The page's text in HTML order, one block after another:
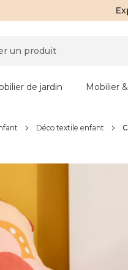
de jardin Mobilier
Déco textile enfant